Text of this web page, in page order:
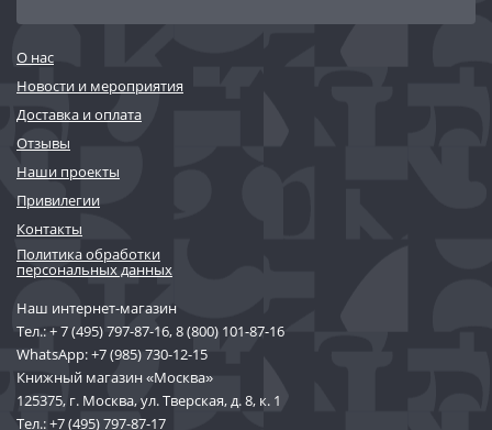
О нас
Новости и мероприятия
Доставка и оплата
Отзывы
Наши проекты
Привилегии
Контакты
Политика обработки
персональных данных
Наш интернет-магазин
Тел.:+ 7 (495) 797-87-16,8 (800) 101-87-16
WhatsApp:+7 (985) 730-12-15
Книжный магазин «Москва»
125375, г. Москва, ул. Тверская, д. 8, к. 1
Тел.:+7 (495) 797-87-17